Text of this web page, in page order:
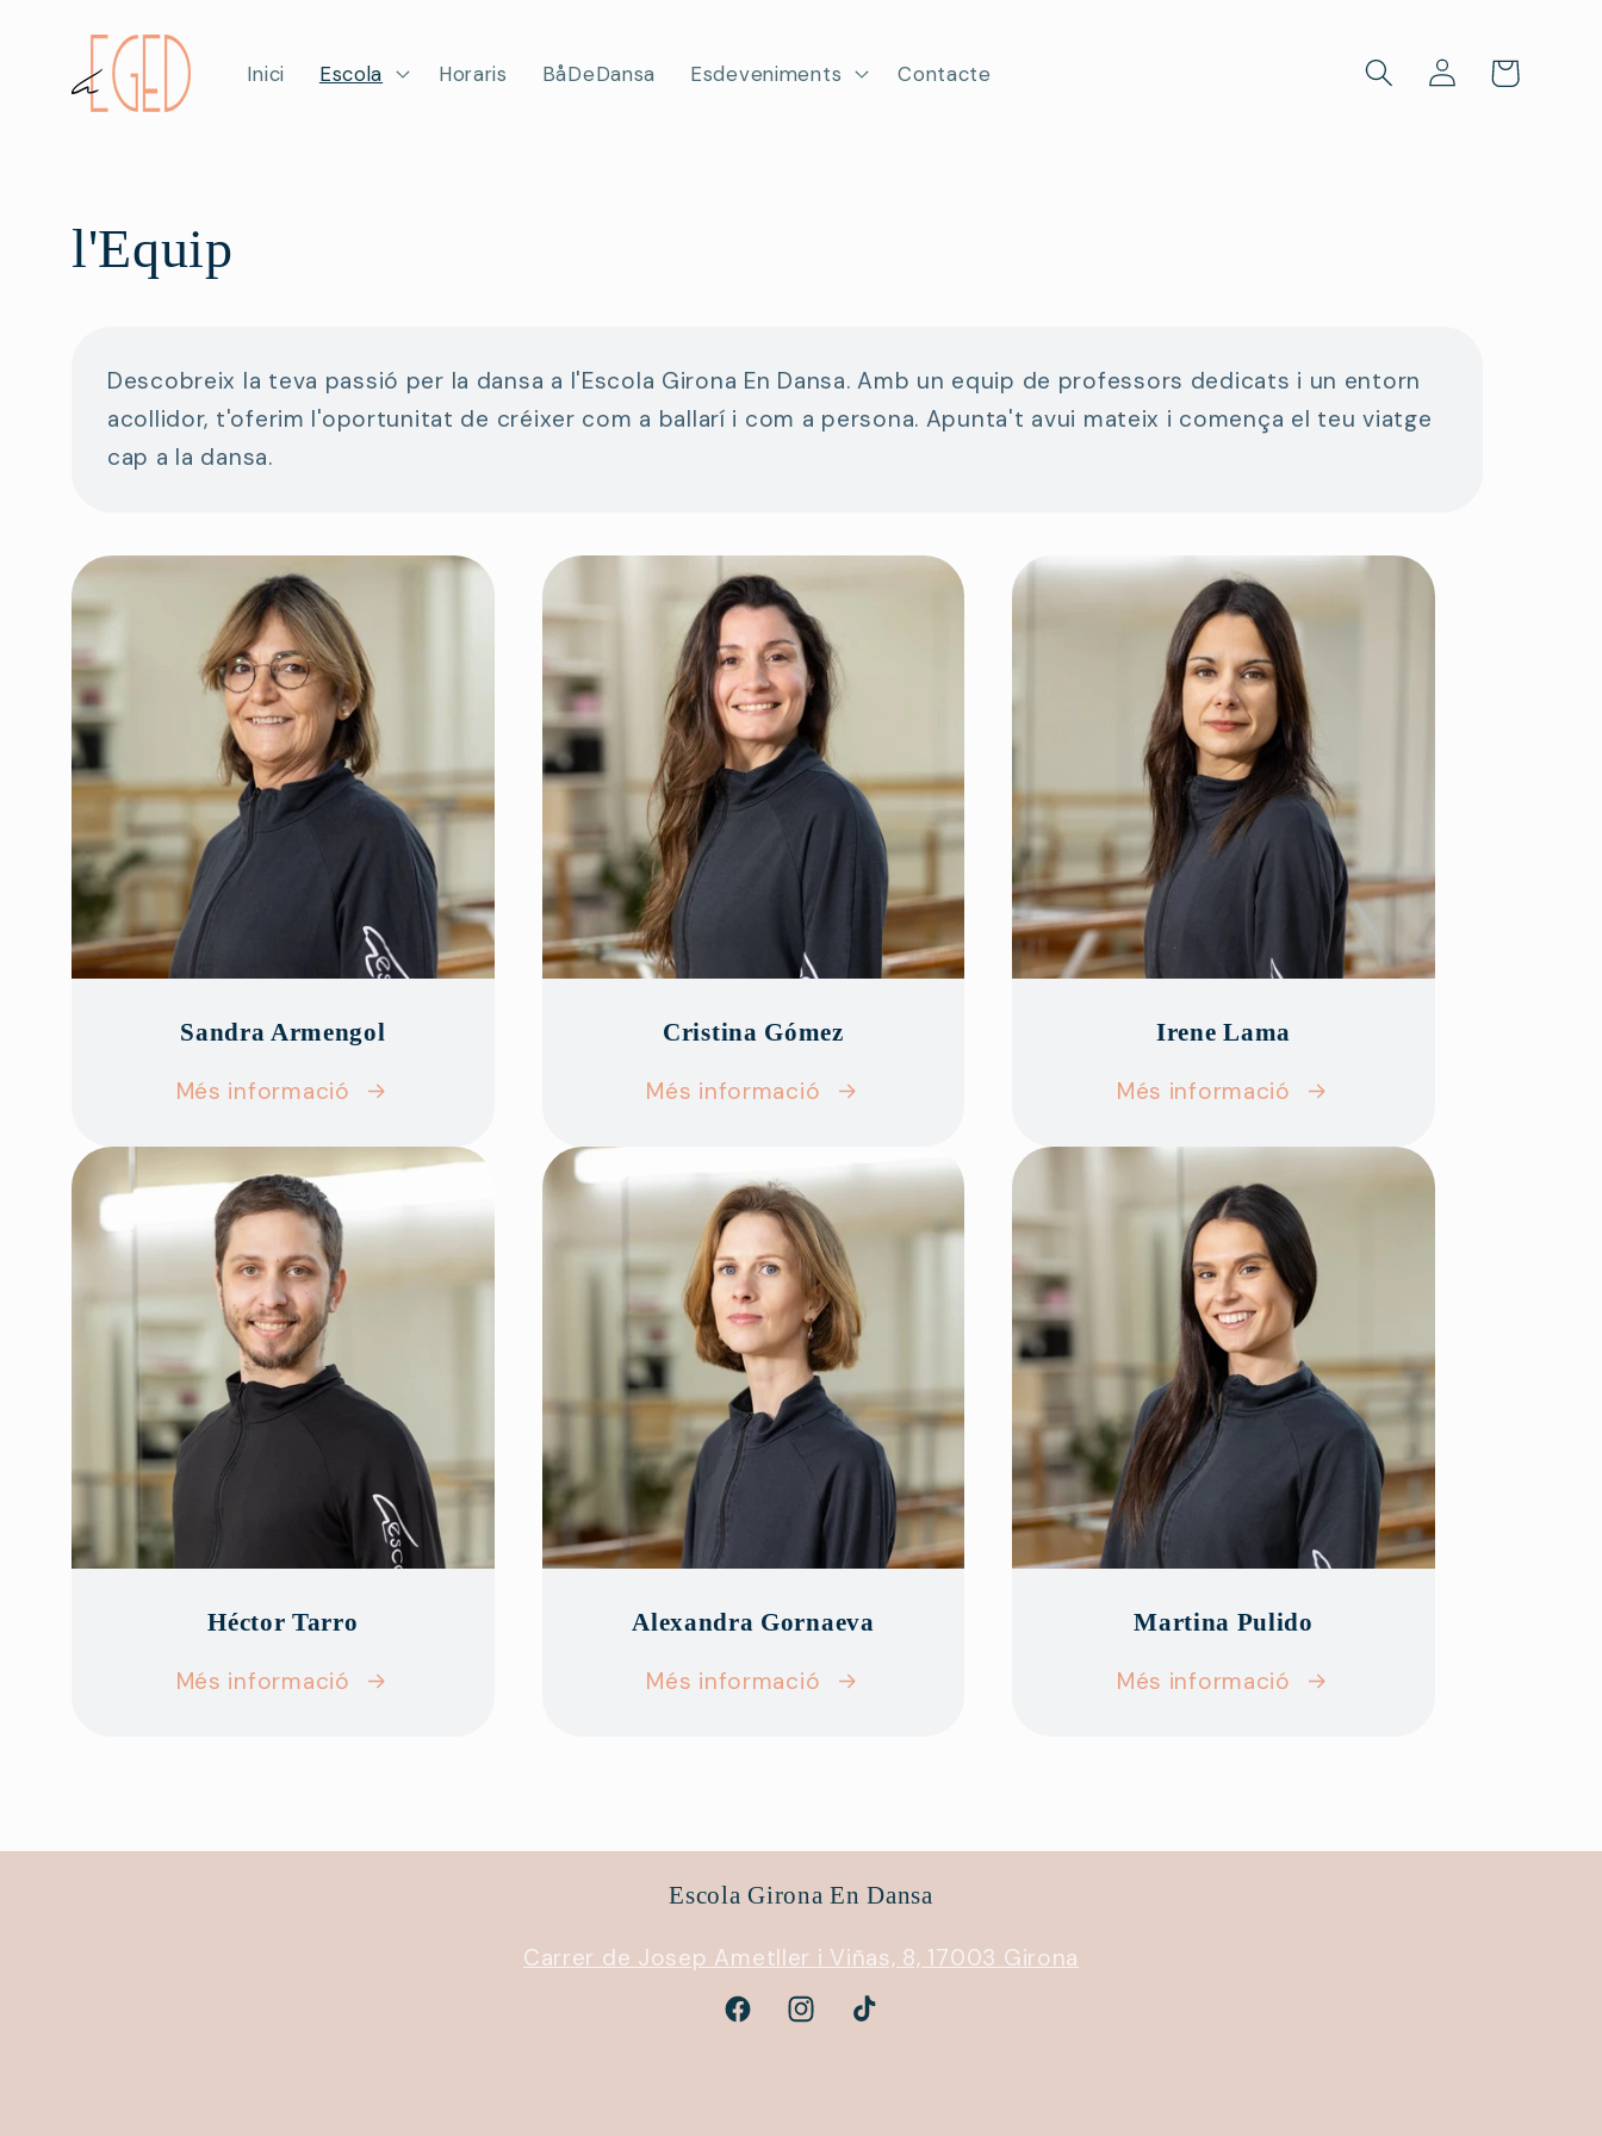
directamente
al contenido
Inici Escola Horaris BåDeDansa Esdeveniments Contacte
Iniciar
sesión
Carrito
l'Equip
Descobreix la teva passió per la dansa a l'Escola Girona En Dansa. Amb un equip de professors dedicats i un entorn
acollidor, t'oferim l'oportunitat de créixer com a ballarí i com a persona. Apunta't avui mateix i comença el teu viatge
cap a la dansa.
Sandra Armengol
Més informació
Cristina Gómez
Més informació
Irene Lama
Més informació
Héctor Tarro
Més informació
Alexandra Gornaeva
Més informació
Martina Pulido
Més informació
Escola Girona En Dansa
Carrer de Josep Ametller i Viñas, 8, 17003 Girona
FacebookInstagramTikTok